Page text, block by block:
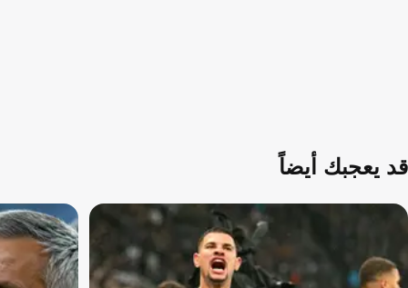
قد يعجبك أيضاً